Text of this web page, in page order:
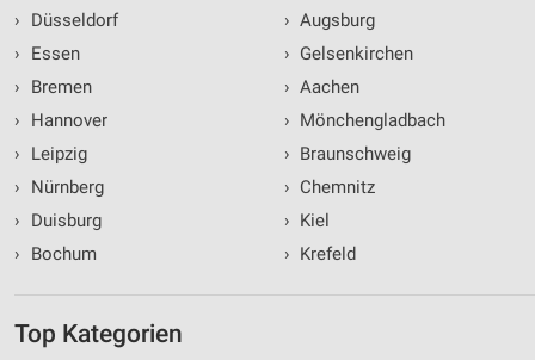
›
Düsseldorf
›
Essen
›
Bremen
›
Hannover
›
Leipzig
›
Nürnberg
›
Duisburg
›
Bochum
› Augsburg
› Gelsenkirchen
› Aachen
› Mönchengladbach
› Braunschweig
› Chemnitz
› Kiel
› Krefeld
Top Kategorien